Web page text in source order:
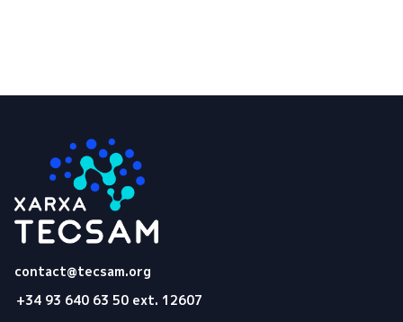
contact@tecsam.org
+34 93 640 63 50 ext. 12607